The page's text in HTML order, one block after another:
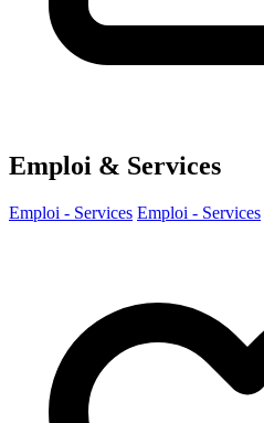
Emploi & Services
Emploi - Services Emploi - Services